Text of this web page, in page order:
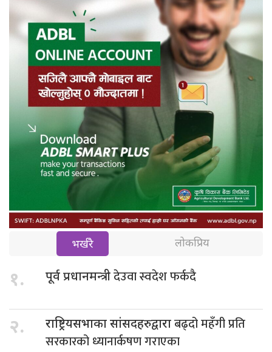
भर्खरै लोकप्रिय
१. पूर्व प्रधानमन्त्रीदेउवा स्वदेश फर्कदै
२. राष्ट्रियसभाका सांसदहरुद्वाराबढ्दो महँगी प्रति
सरकारको ध्यानार्कषण गराएका